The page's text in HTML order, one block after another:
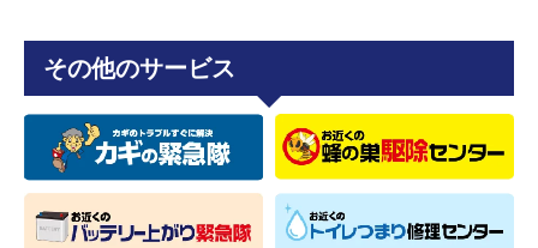
その他のサービス